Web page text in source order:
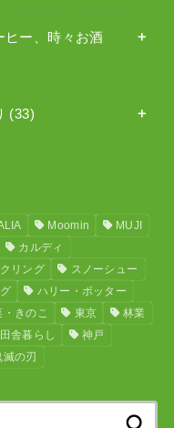
ヒー、時々お酒
(33)
Moomin
MUJI
カルディ
リング
スノーシュー
ハリー・ポッター
・きのこ 東京
林業
田舎暮らし
神戸
滅の刃